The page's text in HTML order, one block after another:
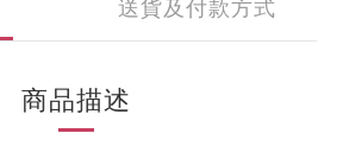
送貨及付款方式
商品描述